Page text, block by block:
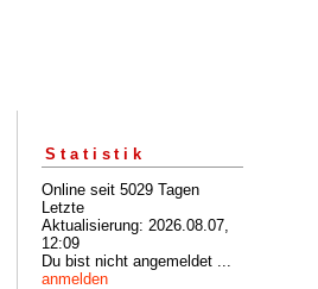
Statistik
Online seit 5029 Tagen
Letzte
Aktualisierung: 2026.08.07,
12:09
Du bist nicht angemeldet ...
anmelden